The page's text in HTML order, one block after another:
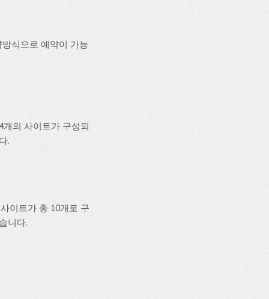
식으로 예약이 가능
의 사이트가 구성되
.
이트가 총 10개로 구
니다.